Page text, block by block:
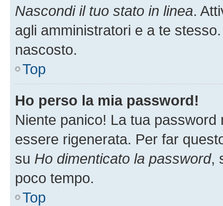
Nascondi il tuo stato in linea.
agli amministratori e a te
nascosto.
Top
Ho perso la mia password!
Niente panico! La tua
essere rigenerata. Per far
su Ho dimenticato la password,
poco tempo.
Top